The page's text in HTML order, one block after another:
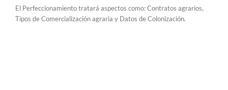
El Perfeccionamiento tratará aspectos como: Contratos agrarios,
Tipos de Comercialización agraria y Datos de Colonización.